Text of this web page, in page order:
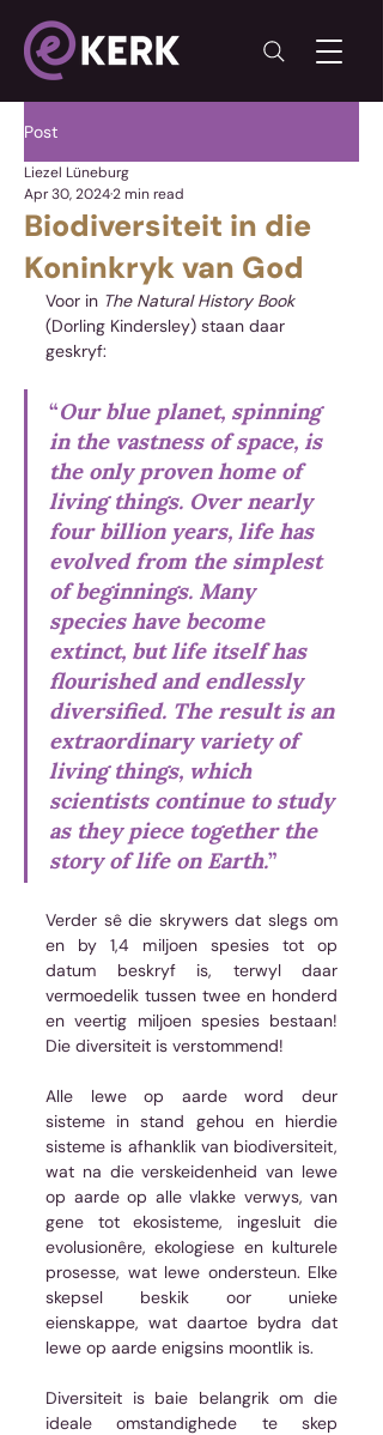
Post
Biodiversiteit in die
Koninkryk van God
Liezel Lüneburg
Apr 30, 20242 min read
Voor in The Natural History Book
(Dorling Kindersley) staan daar
geskryf:
“Our blue planet, spinning
in the vastness of space, is
the only proven home of
living things. Over nearly
four billion years, life has
evolved from the simplest
of beginnings. Many
species have become
extinct, but life itself has
flourished and endlessly
diversified. The result is an
extraordinary variety of
living things, which
scientists continue to study
as they piece together the
story of life on Earth.”
Verder sê die skrywers dat slegs om
en by 1,4 miljoen spesies tot op
datum beskryf is, terwyl daar
vermoedelik tussen twee en honderd
en veertig miljoen spesies bestaan!
Die diversiteit is verstommend!
Alle lewe op aarde word deur
sisteme in stand gehou en hierdie
sisteme is afhanklik van biodiversiteit,
wat na die verskeidenheid van lewe
op aarde op alle vlakke verwys, van
gene tot ekosisteme, ingesluit die
evolusionêre, ekologiese en kulturele
prosesse, wat lewe ondersteun. Elke
skepsel beskik oor unieke
eienskappe, wat daartoe bydra dat
lewe op aarde enigsins moontlik is.
Diversiteit is baie belangrik om die
ideale omstandighede te skep